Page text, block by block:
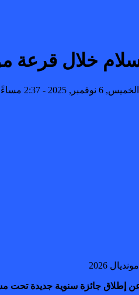
خلال قرعة
الخميس, 6 نوفمبر, 2025 - 2:37 مساءً
جائزة سنوية جديدة تحت مسمى “جائزة